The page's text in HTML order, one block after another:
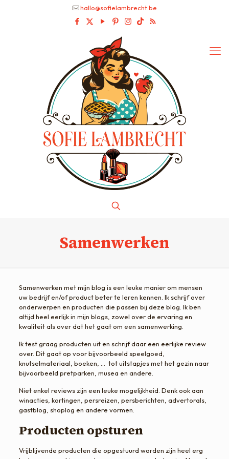
hallo@sofielambrecht.be
Samenwerken
Samenwerken met mijn blog is een leuke manier om mensen
uw bedrijf en/of product beter te leren kennen. Ik schrijf over
onderwerpen en producten die passen bij deze blog. Ik ben
altijd heel eerlijk in mijn blogs, zowel over de ervaring en
kwaliteit als over dat het gaat om een samenwerking.
Ik test graag producten uit en schrijf daar een eerlijke review
over. Dit gaat op voor bijvoorbeeld speelgoed,
knutselmateriaal, boeken, … tot uitstapjes met het gezin naar
bijvoorbeeld pretparken, musea en andere.
Niet enkel reviews zijn een leuke mogelijkheid. Denk ook aan
winacties, kortingen, persreizen, persberichten, advertorals,
gastblog, shoplog en andere vormen.
Producten opsturen
Vrijblijvende producten die opgestuurd worden zijn heel erg